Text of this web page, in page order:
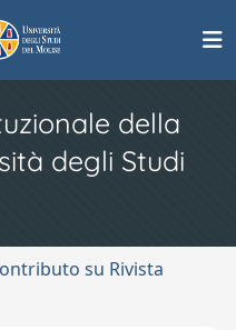
della
degli Studi
su Rivista